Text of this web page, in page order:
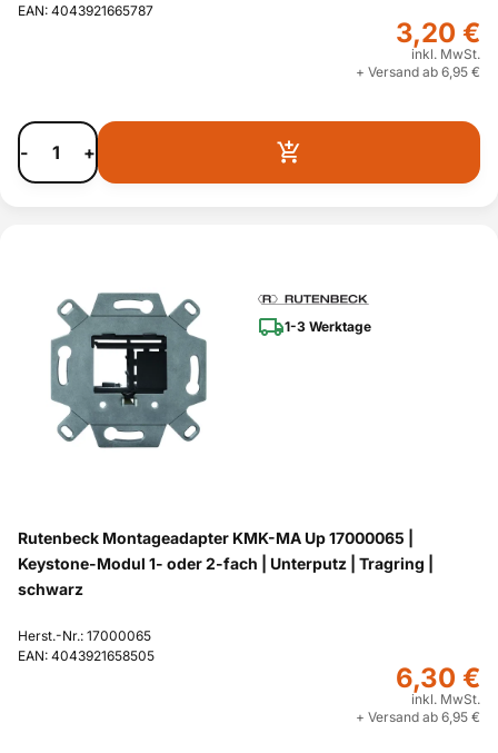
EAN: 4043921665787
3,20 €
inkl. MwSt.
+ Versand ab 6,95 €
- +
1-3 Werktage
Rutenbeck Montageadapter KMK-MA Up 17000065 |
Keystone-Modul 1- oder 2-fach | Unterputz | Tragring |
schwarz
Herst.-Nr.: 17000065
EAN: 4043921658505
6,30 €
inkl. MwSt.
+ Versand ab 6,95 €